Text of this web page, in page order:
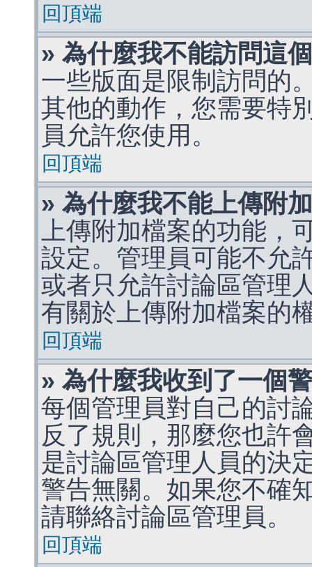
回頂端
» 為什麼我不能訪問這
一些版面是限制訪問的
其他的動作，您需要特
員允許您使用。
回頂端
» 為什麼我不能上傳附
上傳附加檔案的功能，
設定。管理員可能不允
或者只允許討論區管理
有關於上傳附加檔案的
回頂端
» 為什麼我收到了一個
每個管理員對自己的討
反了規則，那麼您也許
是討論區管理人員的決
警告無關。如果您不確
請聯絡討論區管理員。
回頂端